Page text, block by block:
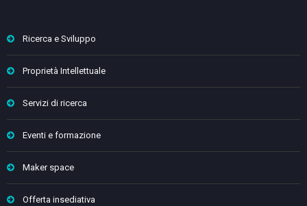
Ricerca e Sviluppo
Proprietà Intellettuale
Servizi di ricerca
Eventi e formazione
Maker space
Offerta insediativa